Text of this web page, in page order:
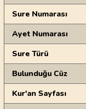
Sure Numarası
Ayet Numarası
Sure Türü
Bulunduğu Cüz
Kur'an Sayfası